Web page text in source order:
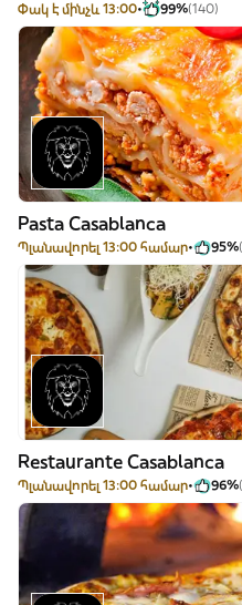
Փակ է մինչև 13:00 99%(140)
Pasta Casablanca
Պլանավորել 13:00 համար 95%
Restaurante Casablanca
Պլանավորել 13:00 համար 96%